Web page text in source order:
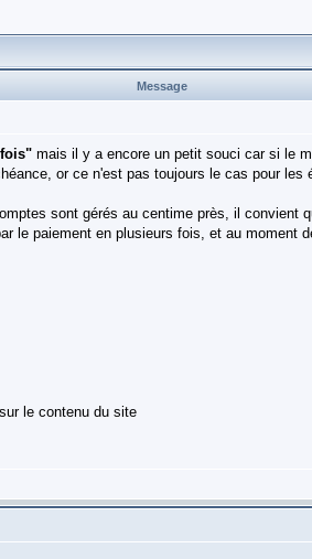
Message
mais il y a encore un petit souci car si le
or ce n'est pas toujours le cas pour
sont gérés au centime près, il convient
le paiement en plusieurs fois, et au moment
le contenu du site